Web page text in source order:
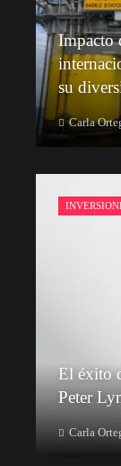
Impacto
su
Carla
El éxito
Peter
Carla